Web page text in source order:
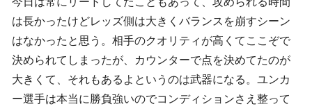
は長かったけどレッズ側は大きくバランスを崩すシーン
はなかったと思う。相手のクオリティが高くてここぞで
決められてしまったが、カウンターで点を決めてたのが
大きくて、それもあるよというのは武器になる。ユンカ
ー選手は本当に勝負強いのでコンディションさえ整って